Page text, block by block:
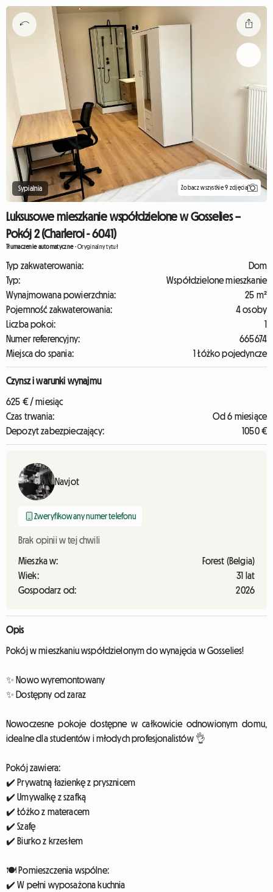
Sypialnia Zobacz wszystkie 9 zdjęcia
Luksusowe mieszkanie współdzielone w Gosselies –
Pokój 2 (Charleroi - 6041)
Tłumaczenie automatyczne-Oryginalny tytuł
Typ zakwaterowania:
Dom
Typ:
Współdzielone mieszkanie
Wynajmowana powierzchnia:
25 m²
Pojemność zakwaterowania:
4 osoby
Liczba pokoi:
1
Numer referencyjny:
665674
Miejsca do spania:
1 Łóżko pojedyncze
Czynsz i warunki wynajmu
625 € / miesiąc
Czas trwania:
Od 6 miesiące
Depozyt zabezpieczający:
1050 €
Navjot
Zweryfikowany numer telefonu
Brak opinii w tej chwili
Mieszka w:
Forest (Belgia)
Wiek:
31 lat
Gospodarz od:
2026
Opis
Pokój w mieszkaniu współdzielonym do wynajęcia w Gosselies!
✨ Nowo wyremontowany
✨ Dostępny od zaraz
Nowoczesne pokoje dostępne w całkowicie odnowionym domu,
idealne dla studentów i młodych profesjonalistów 👌
Pokój zawiera:
✔️ Prywatną łazienkę z prysznicem
✔️ Umywalkę z szafką
✔️ Łóżko z materacem
✔️ Szafę
✔️ Biurko z krzesłem
🍽️ Pomieszczenia wspólne:
✔️ W pełni wyposażona kuchnia